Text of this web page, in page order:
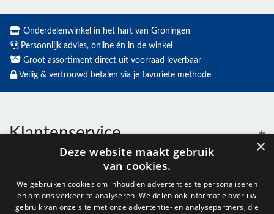
Onderdelenwinkel in het hart van Groningen
Persoonlijk advies, online én in de winkel
Groot assortiment direct uit voorraad leverbaar
Veilig & vertrouwd betalen via je favoriete methode
Klantenservice
Openingstijden
×
Deze website maakt gebruik
van cookies.
We gebruiken cookies om inhoud en advertenties te personaliseren
en om ons verkeer te analyseren. We delen ook informatie over uw
gebruik van onze site met onze advertentie- en analysepartners, die